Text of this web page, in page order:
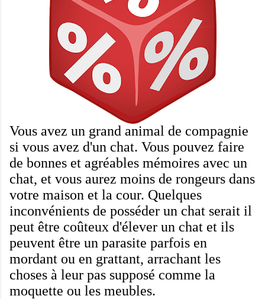
Vous avez un grand animal de compagnie
si vous avez d'un chat. Vous pouvez faire
de bonnes et agréables mémoires avec un
chat, et vous aurez moins de rongeurs dans
votre maison et la cour. Quelques
inconvénients de posséder un chat serait il
peut être coûteux d'élever un chat et ils
peuvent être un parasite parfois en
mordant ou en grattant, arrachant les
choses à leur pas supposé comme la
moquette ou les meubles.